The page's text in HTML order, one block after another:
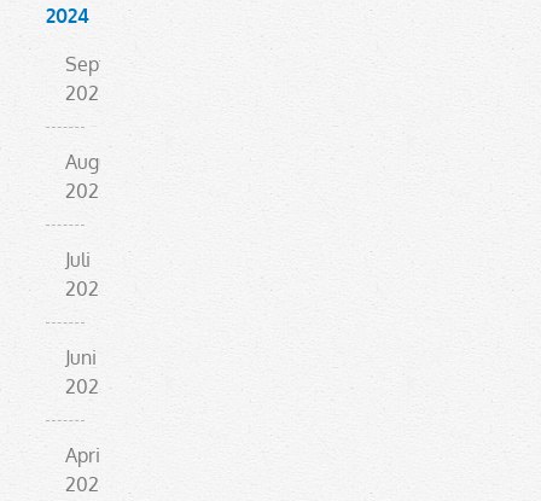
2024
September
2024
August
2024
Juli
2024
Juni
2024
April
2024